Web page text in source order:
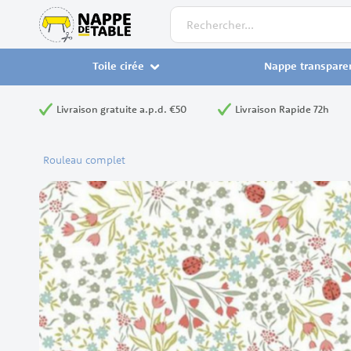
Rechercher
Toile cirée Nappe
Livraison gratuite a.p.d. €50 Livraison Rapide 72h
Rouleau complet
Skip
to
the
end
of
the
images
gallery